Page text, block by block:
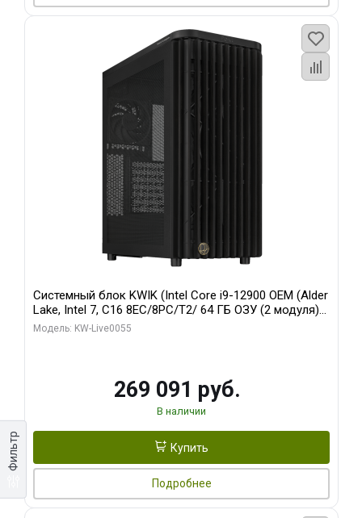
Фильтр
Системный блок KWIK (Intel Core i9-12900 OEM (Alder
Lake, Intel 7, C16 8EC/8PC/T2/ 64 ГБ ОЗУ (2 модуля)/
MSI RTX5080 SHADOW 3X OC 16GB GDDR7 256bit 3xDP
Модель: KW-Live0055
269 091 руб.
В наличии
Купить
Подробнее